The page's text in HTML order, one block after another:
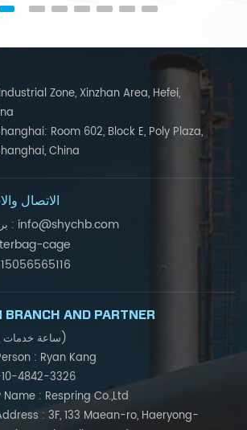
Zone, Xinzhan Area, Hefei,
Room 602, Block E, Poly Plaza,
China
الاتصال
بريد إلكتروني : info@shychb.com
cage
BRANCH AND PARTNER
(24 ساعة خدمات العملاء)
: Ryan Kang
4842-3326
: Respring Co.,Ltd
: 3F, 133 Maean-ro, Haeryong-